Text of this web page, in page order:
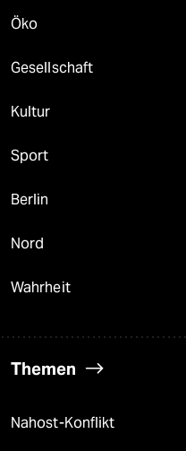
Öko
Gesellschaft
Kultur
Sport
Berlin
Nord
Wahrheit
Themen
Nahost-Konflikt